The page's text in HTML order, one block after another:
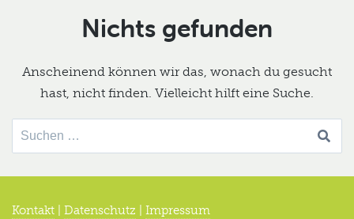
Nichts gefunden
Anscheinend können wir das, wonach du gesucht
hast, nicht finden. Vielleicht hilft eine Suche.
Suche
nach:
Kontakt Datenschutz Impressum